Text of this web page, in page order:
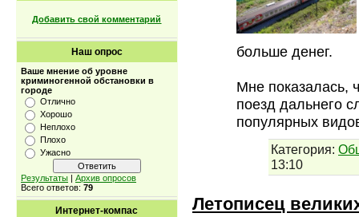
Добавить свой комментарий
Наш опрос
Ваше мнение об уровне
криминогенной обстановки в
городе
Отлично
Хорошо
Неплохо
Плохо
Ужасно
Результаты | Архив опросов
Всего ответов: 79
Интернет-компас
больше денег.
Мне показалась,
поезд дальнего
популярных
Категория:
13:10
Летописец